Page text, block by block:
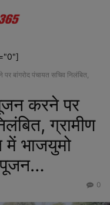
बांगरोद पंचायत सचिव निलंबित,
करने पर
ग्रामीण
में भाजयुमो
पूजन…
0